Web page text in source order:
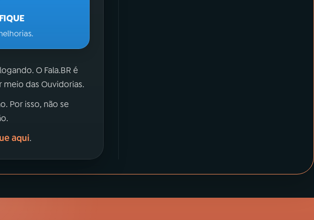
O Fala.BR é
das Ouvidorias.
Por isso, não se
aqui.